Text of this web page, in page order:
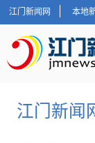
江门新闻网 本地
江门新闻